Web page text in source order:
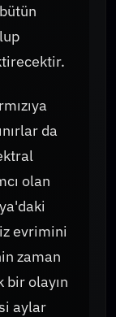
da
olan
evrimini
zaman
olayın
aylar